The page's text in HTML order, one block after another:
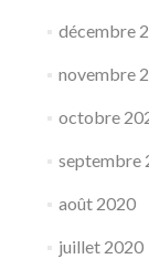
décembre
novembre
octobre
septembre
août 2020
juillet 2020